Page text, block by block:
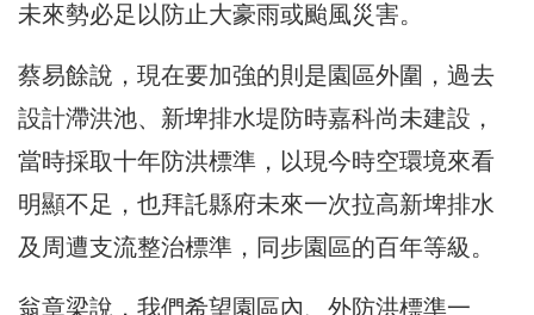
未來勢必足以防止大豪雨或颱風災害。
蔡易餘說，現在要加強的則是園區外圍，過去
設計滯洪池、新埤排水堤防時嘉科尚未建設，
當時採取十年防洪標準，以現今時空環境來看
明顯不足，也拜託縣府未來一次拉高新埤排水
及周遭支流整治標準，同步園區的百年等級。
翁章梁說，我們希望園區內、外防洪標準一